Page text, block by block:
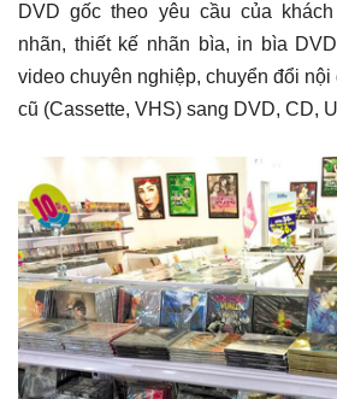
DVD gốc theo yêu cầu của
nhãn, thiết kế nhãn bìa, in bìa
video chuyên nghiệp, chuyển đổi
cũ (Cassette, VHS) sang DVD, CD,